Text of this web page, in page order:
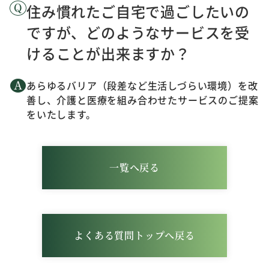
住み慣れたご自宅で過ごしたいの
ですが、どのようなサービスを受
けることが出来ますか？
あらゆるバリア（段差など生活しづらい環境）を改
善し、介護と医療を組み合わせたサービスのご提案
をいたします。
一覧へ戻る
よくある質問トップへ戻る